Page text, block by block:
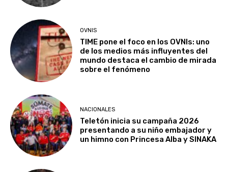
OVNIS
TIME pone el foco en los OVNIs: uno
de los medios más influyentes del
mundo destaca el cambio de mirada
sobre el fenómeno
NACIONALES
Teletón inicia su campaña 2026
presentando a su niño embajador y
un himno con Princesa Alba y SINAKA